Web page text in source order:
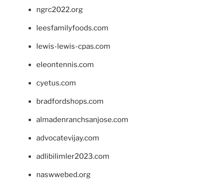
ngrc2022.org
leesfamilyfoods.com
lewis-lewis-cpas.com
eleontennis.com
cyetus.com
bradfordshops.com
almadenranchsanjose.com
advocatevijay.com
adlibilimler2023.com
naswwebed.org